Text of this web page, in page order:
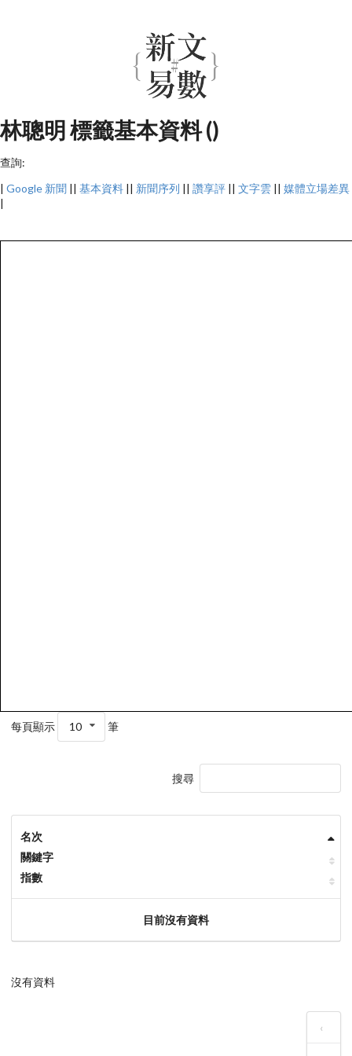
林聰明 標籤基本資料 ()
查詢:
| Google 新聞 || 基本資料 || 新聞序列 || 讚享評 || 文字雲 || 媒體立場差異
|
每頁顯示 10 筆
搜尋
名次
關鍵字
指數
目前沒有資料
沒有資料
‹